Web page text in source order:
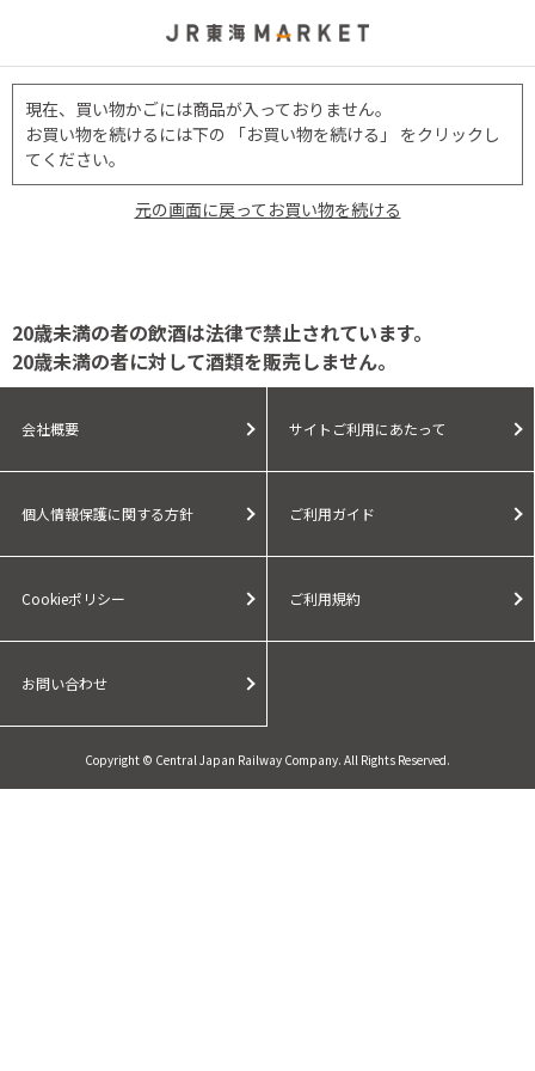
現在、買い物かごには商品が入っておりません。
お買い物を続けるには下の 「お買い物を続ける」 をクリックし
てください。
元の画面に戻ってお買い物を続ける
20歳未満の者の飲酒は法律で禁止されています。
20歳未満の者に対して酒類を販売しません。
会社概要 サイトご利用にあたって
個人情報保護に関する方針 ご利用ガイド
Cookieポリシー ご利用規約
お問い合わせ
Copyright © Central Japan Railway Company. All Rights Reserved.